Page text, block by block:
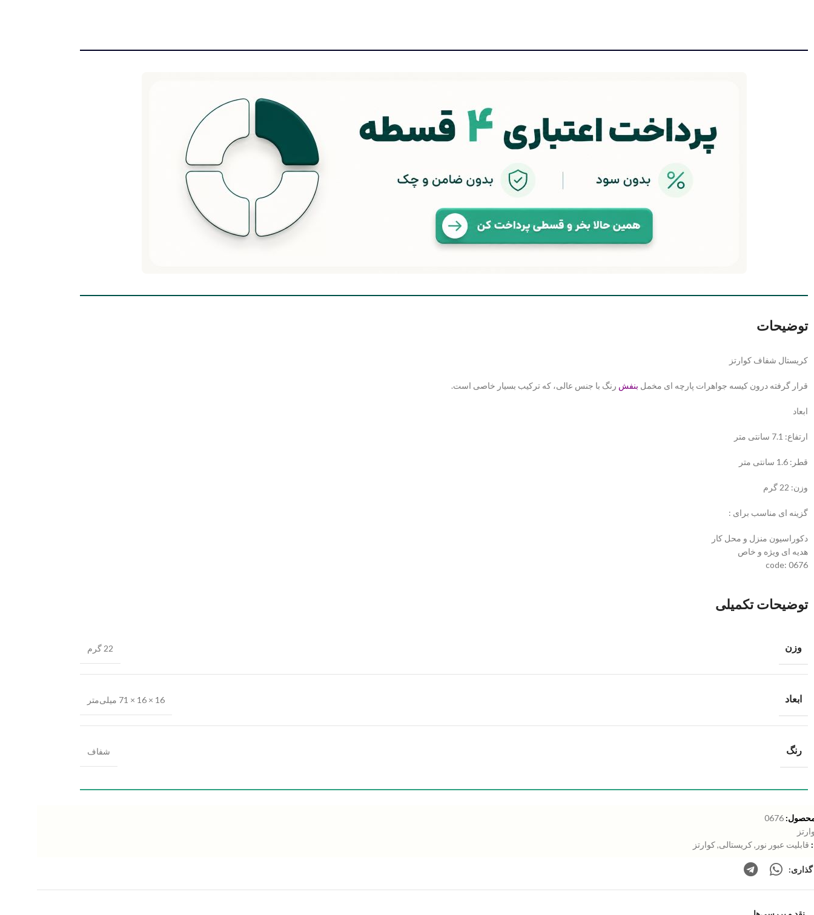
توضیحات
کریستال شفاف کوارتز
قرار گرفته درون کیسه جواهرات پارچه ای مخمل بنفش رنگ با جنس عالی، که ترکیب بسیار خاصی است.
ابعاد
ارتفاع: 7.1 سانتی متر
قطر: 1.6 سانتی متر
وزن: 22 گرم
گزینه ای مناسب برای :
دکوراسیون منزل و محل کار
هدیه ای ویژه و خاص
code: 0676
توضیحات تکمیلی
وزن 22 گرم
ابعاد 16 × 16 × 71 میلی‌متر
رنگ شفاف
0676
قابلیت عبور نور ,کریستالی,کوارتز